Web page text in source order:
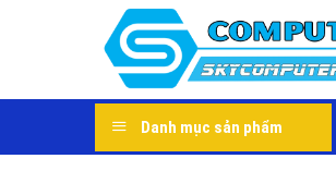
Danh mục sản phẩm